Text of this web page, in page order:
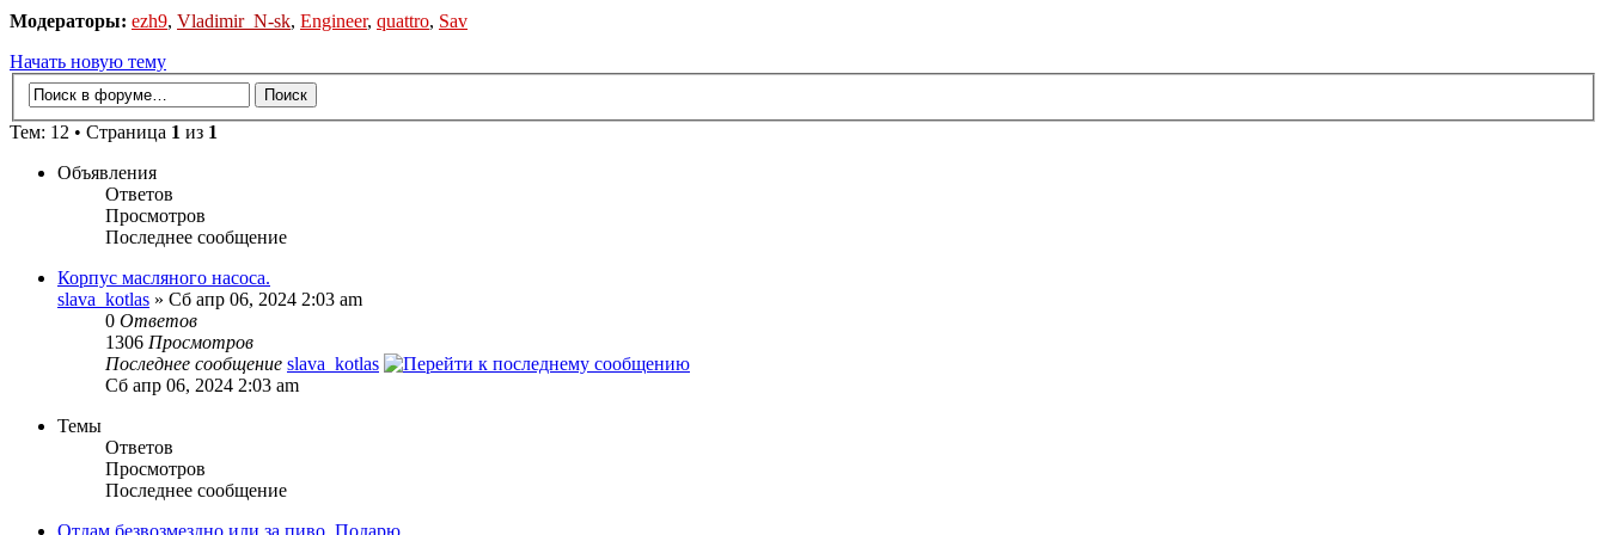
Модераторы: ezh9, Vladimir_N-sk, Engineer, quattro, Sav
Начать новую тему
Тем: 12 • Страница 1 из 1
Объявления
Ответов
Просмотров
Последнее сообщение
Корпус масляного насоса.
slava_kotlas » Сб апр 06, 2024 2:03 am
0 Ответов
1306 Просмотров
Последнее сообщение slava_kotlas
Сб апр 06, 2024 2:03 am
Темы
Ответов
Просмотров
Последнее сообщение
Отдам безвозмездно или за пиво. Подарю.